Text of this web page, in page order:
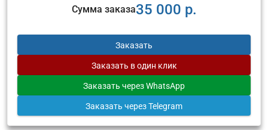
Сумма заказа35 000 р.
Заказать
Заказать в один клик
Заказать через WhatsApp
Заказать через Telegram